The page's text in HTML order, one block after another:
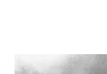
innesto a vite con